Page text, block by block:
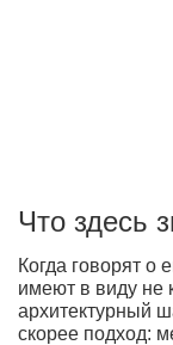
Что здесь
Когда говорят о
имеют в виду не
архитектурный
скорее подход: